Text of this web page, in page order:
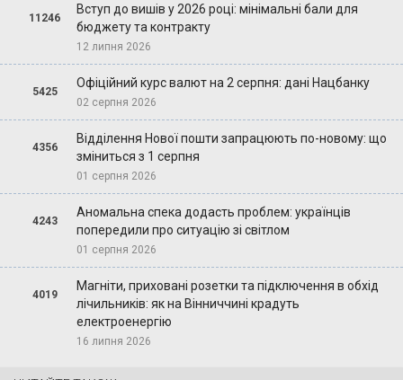
11246
Вступ до вишів у 2026 році: мінімальні бали для
бюджету та контракту
12 липня 2026
5425
Офіційний курс валют на 2 серпня: дані Нацбанку
02 серпня 2026
4356
Відділення Нової пошти запрацюють по-новому: що
зміниться з 1 серпня
01 серпня 2026
4243
Аномальна спека додасть проблем: українців
попередили про ситуацію зі світлом
01 серпня 2026
4019
Магніти, приховані розетки та підключення в обхід
лічильників: як на Вінниччині крадуть
електроенергію
16 липня 2026